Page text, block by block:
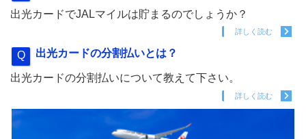
出光カードでJALマイルは貯まるのでしょうか？
詳しく読む
出光カードの分割払いとは？
出光カードの分割払いについて教えて下さい。
詳しく読む